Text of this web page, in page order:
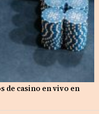
de casino en vivo en